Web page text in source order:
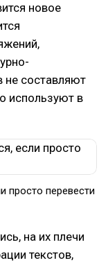
новое
не составляют
используют в
просто перевести
на их плечи
текстов,